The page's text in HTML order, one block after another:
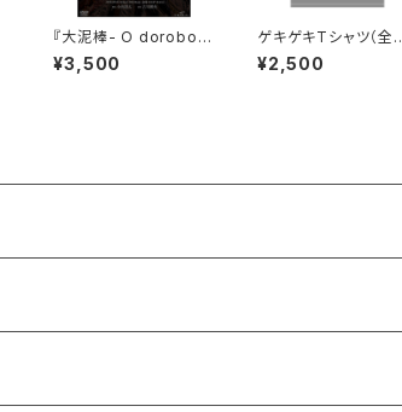
『大泥棒- O dorobow
-』公演DVD
¥3,500
ゲキゲキTシャツ（全3
色）
¥2,500